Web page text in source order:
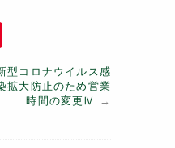
nt
er
型コロナウイルス感
拡大防止のため営業
時間の変更Ⅳ
→